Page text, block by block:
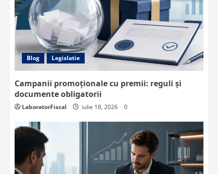
Blog Legislatie
Campanii promoționale cu premii: reguli și
documente obligatorii
LaboratorFiscal iulie 18, 2026 0